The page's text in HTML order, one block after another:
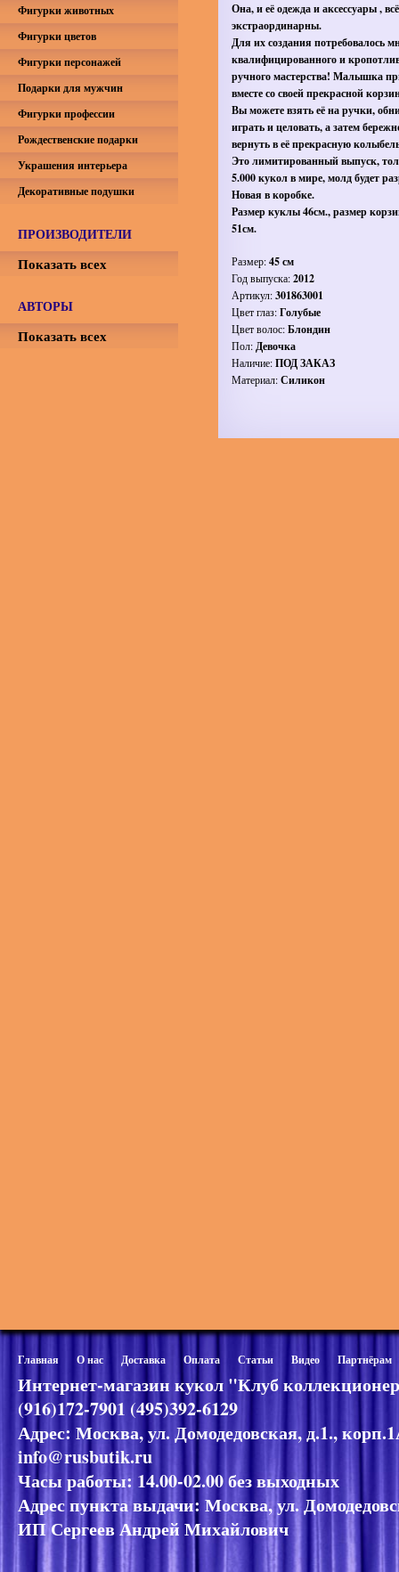
Она, и её одежда и аксессуары ,
экстраординарны.
Для их создания потребовалось
квалифицированного и
ручного мастерства! Малышка
вместе со своей прекрасной
Вы можете взять её на ручки,
играть и целовать, а затем
вернуть в её прекрасную
Это лимитированный выпуск,
5.000 кукол в мире, молд будет
Новая в коробке.
Размер куклы 46см., размер
51см.
Размер:45 см
Год выпуска:2012
Артикул:301863001
Цвет глаз:Голубые
Цвет волос:Блондин
Пол:Девочка
Наличие:ПОД ЗАКАЗ
Материал:Силикон
Фигурки животных
Фигурки цветов
Фигурки персонажей
Подарки для мужчин
Фигурки профессии
Рождественские подарки
Украшения интерьера
Декоративные подушки
ПРОИЗВОДИТЕЛИ
Показать всех
АВТОРЫ
Показать всех
Главная О нас Доставка Оплата Статьи Видео Партнёрам
Интернет-магазин кукол "Клуб
(916)172-7901 (495)392-6129
Адрес: Москва, ул. Домодедовская, д.1.,
info@rusbutik.ru
Часы работы: 14.00-02.00 без выходных
Адрес пункта выдачи: Москва, ул.
ИП Сергеев Андрей Михайлович